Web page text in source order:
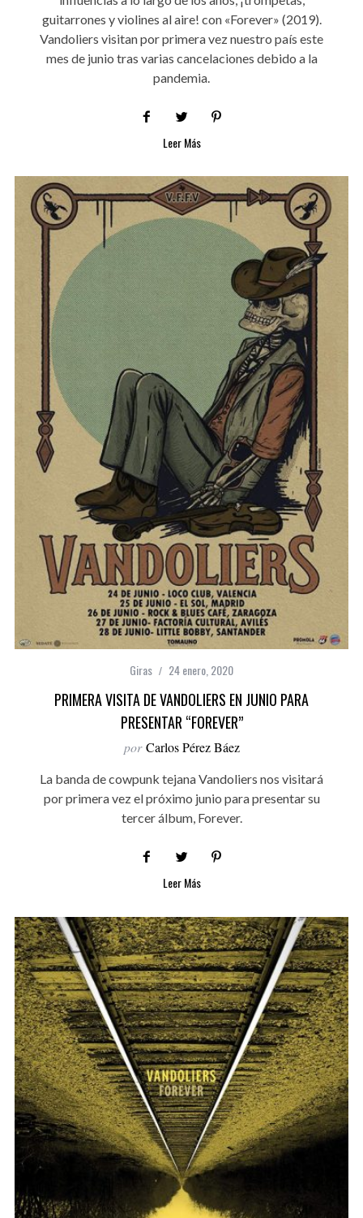
guitarrones y violines al aire! con «Forever» (2019).
Vandoliers visitan por primera vez nuestro país este
mes de junio tras varias cancelaciones debido a la
pandemia.
Leer Más
Giras 24 enero, 2020
PRIMERA VISITA DE VANDOLIERS EN JUNIO PARA
PRESENTAR “FOREVER”
por Carlos Pérez Báez
La banda de cowpunk tejana Vandoliers nos visitará
por primera vez el próximo junio para presentar su
tercer álbum, Forever.
Leer Más